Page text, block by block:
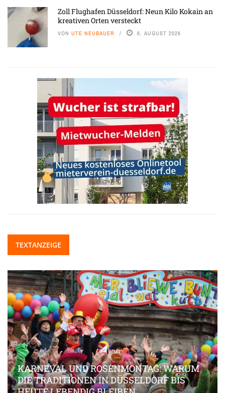
Zoll Flughafen Düsseldorf: Neun Kilo Kokain an
kreativen Orten versteckt
VON UTE NEUBAUER 6. AUGUST 2026
TEXTANZEIGE
KARNEVAL UND ROSENMONTAG: WARUM
DIE TRADITIONEN IN DÜSSELDORF BIS